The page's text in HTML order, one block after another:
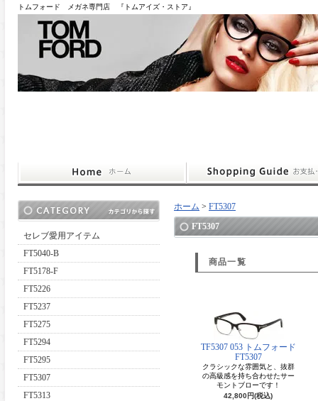
トムフォード メガネ専門店 『トムアイズ・ストア』
セレブ愛用アイテム
FT5040-B
FT5178-F
FT5226
FT5237
FT5275
FT5294
FT5295
FT5307
FT5313
ホーム > FT5307
FT5307
商品一覧
TF5307 053 トムフォード
FT5307
クラシックな雰囲気と、抜群
の高級感を持ち合わせたサー
モントブローです！
42,800円(税込)